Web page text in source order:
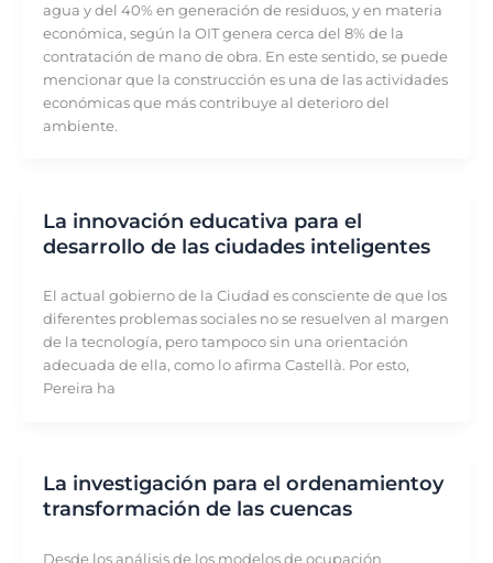
agua y del 40% en generación de residuos, y en materia
económica, según la OIT genera cerca del 8% de la
contratación de mano de obra. En este sentido, se puede
mencionar que la construcción es una de las actividades
económicas que más contribuye al deterioro del
ambiente.
La innovación educativa para el
desarrollo de las ciudades inteligentes
El actual gobierno de la Ciudad es consciente de que los
diferentes problemas sociales no se resuelven al margen
de la tecnología, pero tampoco sin una orientación
adecuada de ella, como lo afirma Castellà. Por esto,
Pereira ha
La investigación para el ordenamientoy
transformación de las cuencas
Desde los análisis de los modelos de ocupación